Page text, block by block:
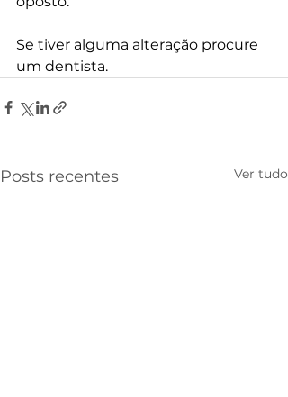
Se tiver alguma alteração procure
um dentista.
Posts recentes Ver tudo